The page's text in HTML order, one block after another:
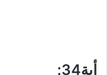
أية34 :